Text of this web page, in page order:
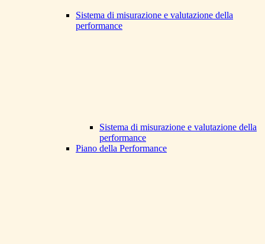
Sistema di misurazione e valutazione della
performance
Sistema di misurazione e valutazione della
performance
Piano della Performance